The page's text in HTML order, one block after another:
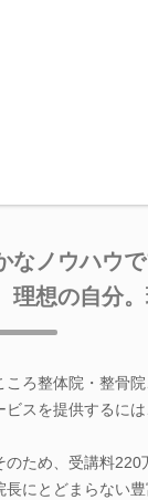
なノウハウ
理想の自分。
ころ整体院・整骨
ビスを提供するに
のため、受講料220
長にとどまらない